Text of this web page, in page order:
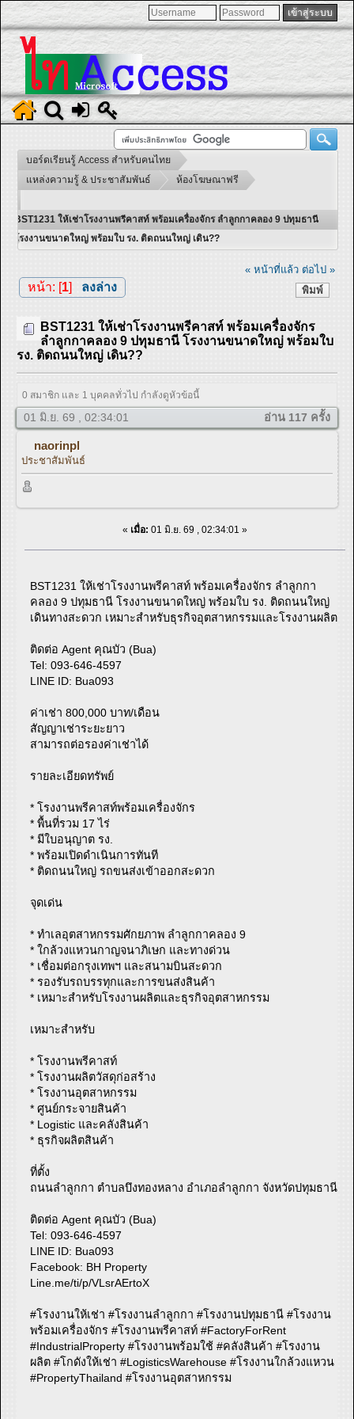
บอร์ดเรียนรู้ Access สำหรับคนไทย
แหล่งความรู้ & ประชาสัมพันธ์
ห้องโฆษณาฟรี
BST1231 ให้เช่าโรงงานพรีคาสท์ พร้อมเครื่องจักร ลำลูกกาคลอง 9 ปทุมธานี
โรงงานขนาดใหญ่ พร้อมใบ รง. ติดถนนใหญ่ เดิน??
« หน้าที่แล้ว ต่อไป »
พิมพ์
หน้า: [1] ลงล่าง
BST1231 ให้เช่าโรงงานพรีคาสท์ พร้อมเครื่องจักร
ลำลูกกาคลอง 9 ปทุมธานี โรงงานขนาดใหญ่ พร้อมใบ
รง. ติดถนนใหญ่ เดิน??
0 สมาชิก และ 1 บุคคลทั่วไป กำลังดูหัวข้อนี้
01 มิ.ย. 69 , 02:34:01 อ่าน 117 ครั้ง
naorinpl
ประชาสัมพันธ์
« เมื่อ: 01 มิ.ย. 69 , 02:34:01 »
BST1231 ให้เช่าโรงงานพรีคาสท์ พร้อมเครื่องจักร ลำลูกกา
คลอง 9 ปทุมธานี โรงงานขนาดใหญ่ พร้อมใบ รง. ติดถนนใหญ่
เดินทางสะดวก เหมาะสำหรับธุรกิจอุตสาหกรรมและโรงงานผลิต
ติดต่อ Agent คุณบัว (Bua)
Tel: 093-646-4597
LINE ID: Bua093
ค่าเช่า 800,000 บาท/เดือน
สัญญาเช่าระยะยาว
สามารถต่อรองค่าเช่าได้
รายละเอียดทรัพย์
* โรงงานพรีคาสท์พร้อมเครื่องจักร
* พื้นที่รวม 17 ไร่
* มีใบอนุญาต รง.
* พร้อมเปิดดำเนินการทันที
* ติดถนนใหญ่ รถขนส่งเข้าออกสะดวก
จุดเด่น
* ทำเลอุตสาหกรรมศักยภาพ ลำลูกกาคลอง 9
* ใกล้วงแหวนกาญจนาภิเษก และทางด่วน
* เชื่อมต่อกรุงเทพฯ และสนามบินสะดวก
* รองรับรถบรรทุกและการขนส่งสินค้า
* เหมาะสำหรับโรงงานผลิตและธุรกิจอุตสาหกรรม
เหมาะสำหรับ
* โรงงานพรีคาสท์
* โรงงานผลิตวัสดุก่อสร้าง
* โรงงานอุตสาหกรรม
* ศูนย์กระจายสินค้า
* Logistic และคลังสินค้า
* ธุรกิจผลิตสินค้า
ที่ตั้ง
ถนนลำลูกกา ตำบลบึงทองหลาง อำเภอลำลูกกา จังหวัดปทุมธานี
ติดต่อ Agent คุณบัว (Bua)
Tel: 093-646-4597
LINE ID: Bua093
Facebook: BH Property
Line.me/ti/p/VLsrAErtoX
#โรงงานให้เช่า #โรงงานลำลูกกา #โรงงานปทุมธานี #โรงงาน
พร้อมเครื่องจักร #โรงงานพรีคาสท์ #FactoryForRent
#IndustrialProperty #โรงงานพร้อมใช้ #คลังสินค้า #โรงงาน
ผลิต #โกดังให้เช่า #LogisticsWarehouse #โรงงานใกล้วงแหวน
#PropertyThailand #โรงงานอุตสาหกรรม